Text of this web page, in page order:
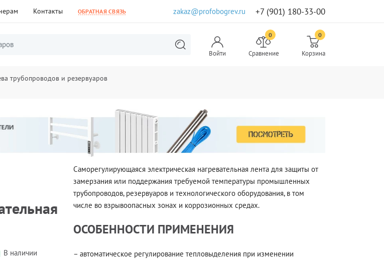
Контакты ОБРАТНАЯ СВЯЗЬ zakaz@profobogrev.ru +7 (901) 180-33-00
Войти
0
Сравнение
0
Корзина
трубопроводов и резервуаров
В наличии
Саморегулирующаяся электрическая нагревательная лента для защиты от
замерзания или поддержания требуемой температуры промышленных
трубопроводов, резервуаров и технологического оборудования, в том
числе во взрывоопасных зонах и коррозионных средах.
ОСОБЕННОСТИ ПРИМЕНЕНИЯ
– автоматическое регулирование тепловыделения при изменении